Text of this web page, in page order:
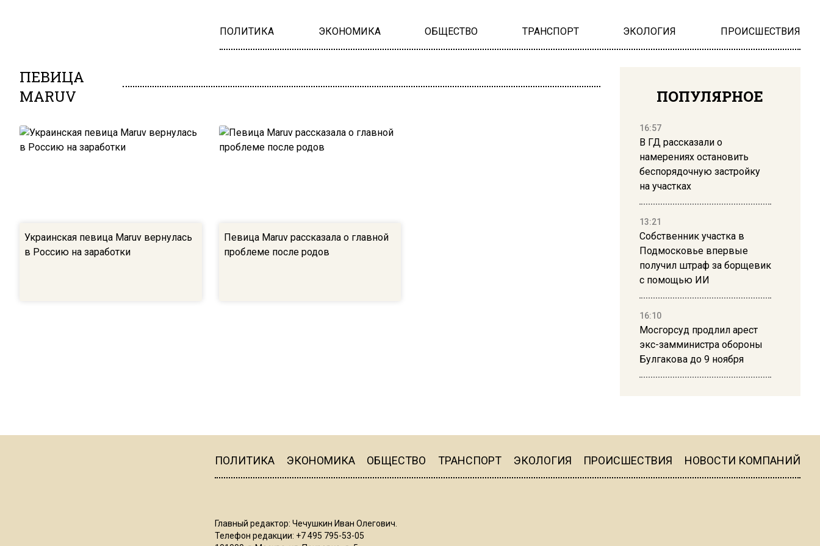
ПОЛИТИКА ЭКОНОМИКА ОБЩЕСТВО ТРАНСПОРТ ЭКОЛОГИЯ ПРОИСШЕСТВИЯ
ПЕВИЦА
MARUV
Украинская певица Maruv вернулась
в Россию на заработки
Певица Maruv рассказала о главной
проблеме после родов
ПОПУЛЯРНОЕ
16:57
В ГД рассказали о
намерениях остановить
беспорядочную застройку
на участках
13:21
Собственник участка в
Подмосковье впервые
получил штраф за борщевик
с помощью ИИ
16:10
Мосгорсуд продлил арест
экс-замминистра обороны
Булгакова до 9 ноября
16:19
ПОЛИТИКА ЭКОНОМИКА ОБЩЕСТВО ТРАНСПОРТ ЭКОЛОГИЯ ПРОИСШЕСТВИЯ НОВОСТИ КОМПАНИЙ
Главный редактор: Чечушкин Иван Олегович.
Телефон редакции: +7 495 795-53-05